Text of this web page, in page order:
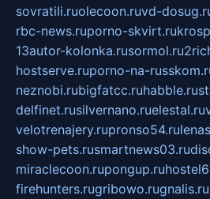
sovratili.ruolecoon.ruvd-
rbc-news.ruporno-skvirt.ru
13autor-kolonka.rusormol.ru
hostserve.ruporno-na-
neznobi.rubigfatcc.ruhabble.ru
delfinet.rusilvernano.ruelestal.ru
velotrenajery.rupronso54.ru
show-pets.rusmartnews03.ru
miraclecoon.rupongup.ru
firehunters.rugribowo.rugnalis.ru